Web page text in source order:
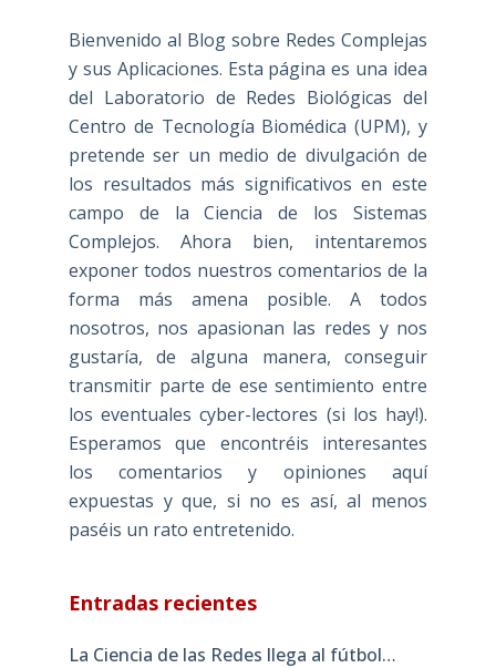
Bienvenido al Blog sobre Redes Complejas
y sus Aplicaciones. Esta página es una idea
del Laboratorio de Redes Biológicas del
Centro de Tecnología Biomédica (UPM), y
pretende ser un medio de divulgación de
los resultados más significativos en este
campo de la Ciencia de los Sistemas
Complejos. Ahora bien, intentaremos
exponer todos nuestros comentarios de la
forma más amena posible. A todos
nosotros, nos apasionan las redes y nos
gustaría, de alguna manera, conseguir
transmitir parte de ese sentimiento entre
los eventuales cyber-lectores (si los hay!).
Esperamos que encontréis interesantes
los comentarios y opiniones aquí
expuestas y que, si no es así, al menos
paséis un rato entretenido.
Entradas recientes
La Ciencia de las Redes llega al fútbol…